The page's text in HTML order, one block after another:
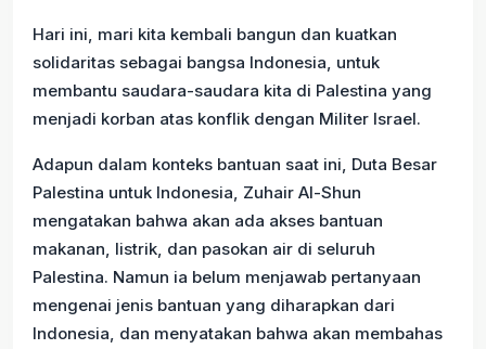
Hari ini, mari kita kembali bangun dan kuatkan
solidaritas sebagai bangsa Indonesia, untuk
membantu saudara-saudara kita di Palestina yang
menjadi korban atas konflik dengan Militer Israel.
Adapun dalam konteks bantuan saat ini, Duta Besar
Palestina untuk Indonesia, Zuhair Al-Shun
mengatakan bahwa akan ada akses bantuan
makanan, listrik, dan pasokan air di seluruh
Palestina. Namun ia belum menjawab pertanyaan
mengenai jenis bantuan yang diharapkan dari
Indonesia, dan menyatakan bahwa akan membahas